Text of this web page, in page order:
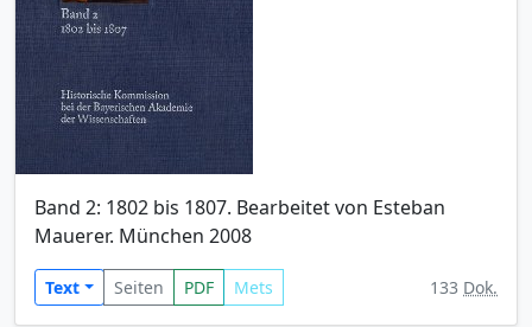
Band 2: 1802 bis 1807. Bearbeitet von Esteban
Mauerer. München 2008
Text Seiten PDF Mets 133 Dok.